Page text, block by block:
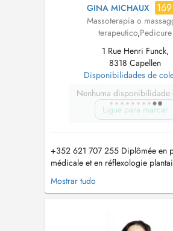
GINA MICHAUX 169
Massoterapia o
terapeutico,Pedicure
1 Rue Henri Funck,
8318 Capellen
Disponibilidades de
Nenhuma disponibilidade
Ligue para marcar
+352 621 707 255 Diplômée en
médicale et en réflexologie
mes compétences au service de
global. Ancienne aide-soignante,
également différents massages
Mostrar tudo